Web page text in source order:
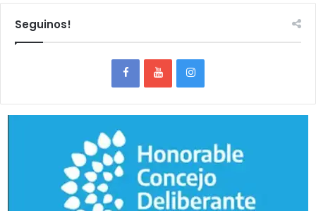
Seguinos!